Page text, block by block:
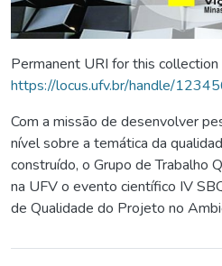
Permanent URI for this collection
https://locus.ufv.br/handle/
Com a missão de desenvolver
nível sobre a temática da
construído, o Grupo de Trabalho
na UFV o evento científico IV
de Qualidade do Projeto no